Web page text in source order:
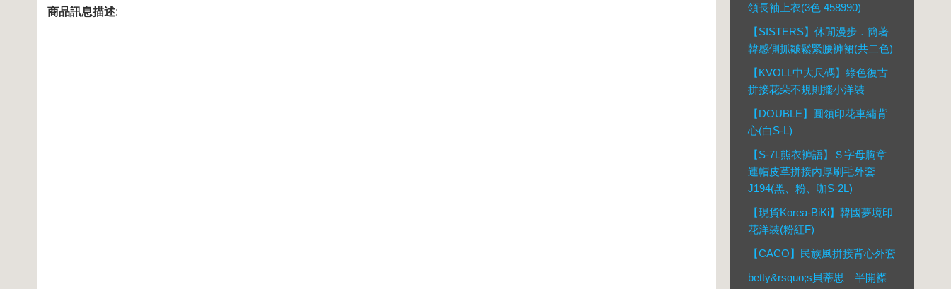
商品訊息描述:
領長袖上衣(3色 458990)
【SISTERS】休閒漫步．簡著
韓感側抓皺鬆緊腰褲裙(共二色)
【KVOLL中大尺碼】綠色復古
拼接花朵不規則擺小洋裝
【DOUBLE】圓領印花車繡背
心(白S-L)
【S-7L熊衣褲語】Ｓ字母胸章
連帽皮革拼接內厚刷毛外套
J194(黑、粉、咖S-2L)
【現貨Korea-BiKi】韓國夢境印
花洋裝(粉紅F)
【CACO】民族風拼接背心外套
betty&rsquo;s貝蒂思 半開襟